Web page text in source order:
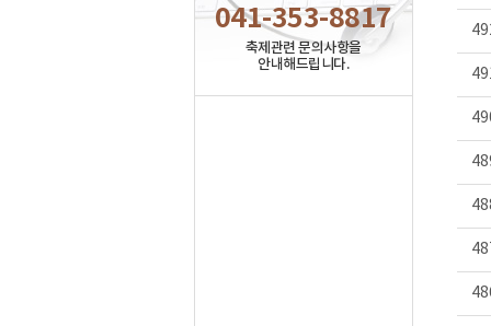
041-353-8817
축제관련 문의사항을
안내해드립니다.